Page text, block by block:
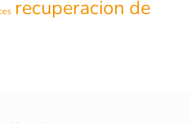
recuperacion de